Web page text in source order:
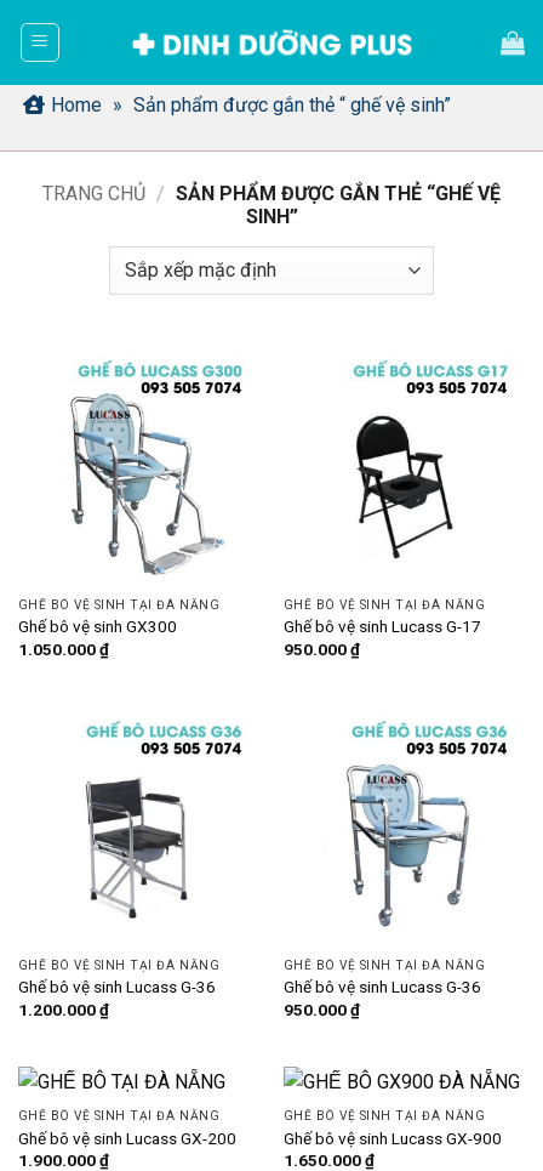
dung Home » Sản phẩm được gắn thẻ “ ghế vệ sinh”
TRANG CHỦ / SẢN PHẨM ĐƯỢC GẮN THẺ “GHẾ VỆ
SINH”
GHẾ BÔ VỆ SINH TẠI ĐÀ NẴNG
Ghế bô vệ sinh GX300
1.050.000₫
GHẾ BÔ VỆ SINH TẠI ĐÀ NẴNG
Ghế bô vệ sinh Lucass G-17
950.000₫
GHẾ BÔ VỆ SINH TẠI ĐÀ NẴNG
Ghế bô vệ sinh Lucass G-36
1.200.000₫
GHẾ BÔ VỆ SINH TẠI ĐÀ NẴNG
Ghế bô vệ sinh Lucass G-36
950.000₫
GHẾ BÔ VỆ SINH TẠI ĐÀ NẴNG
Ghế bô vệ sinh Lucass GX-200
1.900.000₫
GHẾ BÔ VỆ SINH TẠI ĐÀ NẴNG
Ghế bô vệ sinh Lucass GX-900
1.650.000₫